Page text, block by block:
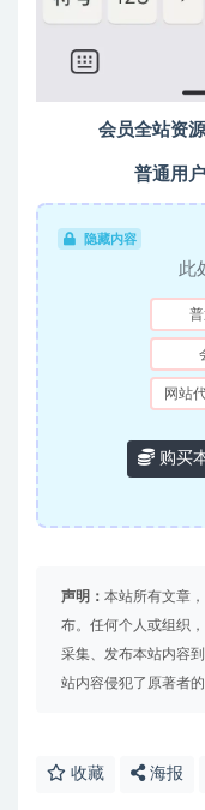
会员全站资
普通用
隐藏内容
此
普
网站
购买
声明： 本站所有文章
布。任何个人或组织
采集、发布本站内容
站内容侵犯了原著者
收藏 海报